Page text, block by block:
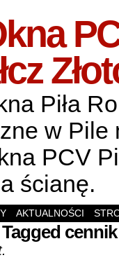
Piła
w Pile
PCV
ścianę.
AKTUALNOŚCI